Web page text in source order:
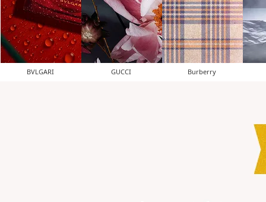
BVLGARI GUCCI Burberry